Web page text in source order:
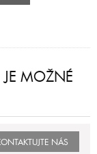
JE MOŽNÉ
NÁS